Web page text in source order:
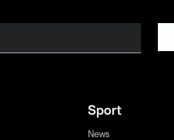
Sport
News